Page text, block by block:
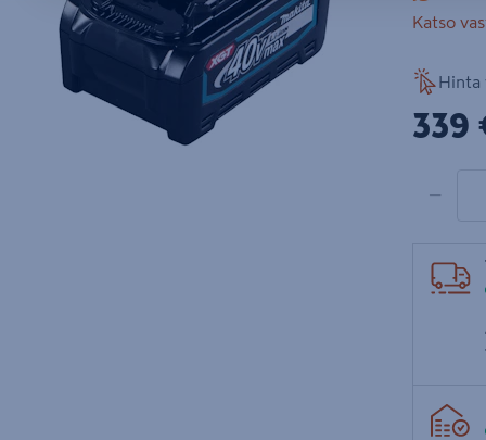
Katso
Hinta
339
−